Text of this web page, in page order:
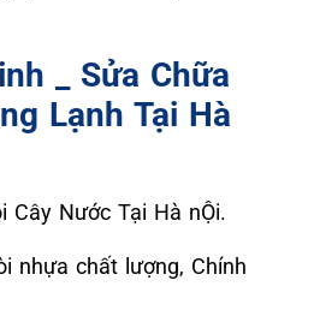
_ Sửa Chữa
Lạnh Tại Hà
Cây Nước Tại Hà nỘi.
nhựa chất lượng, Chính